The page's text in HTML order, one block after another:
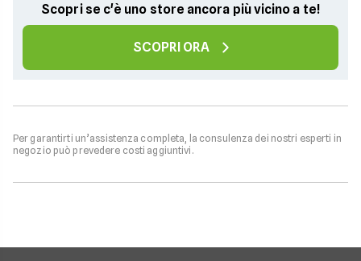
Scopri se c'è uno store ancora più vicino a te!
SCOPRI ORA
Per garantirti un’assistenza completa, la consulenza dei nostri esperti in
negozio può prevedere costi aggiuntivi.